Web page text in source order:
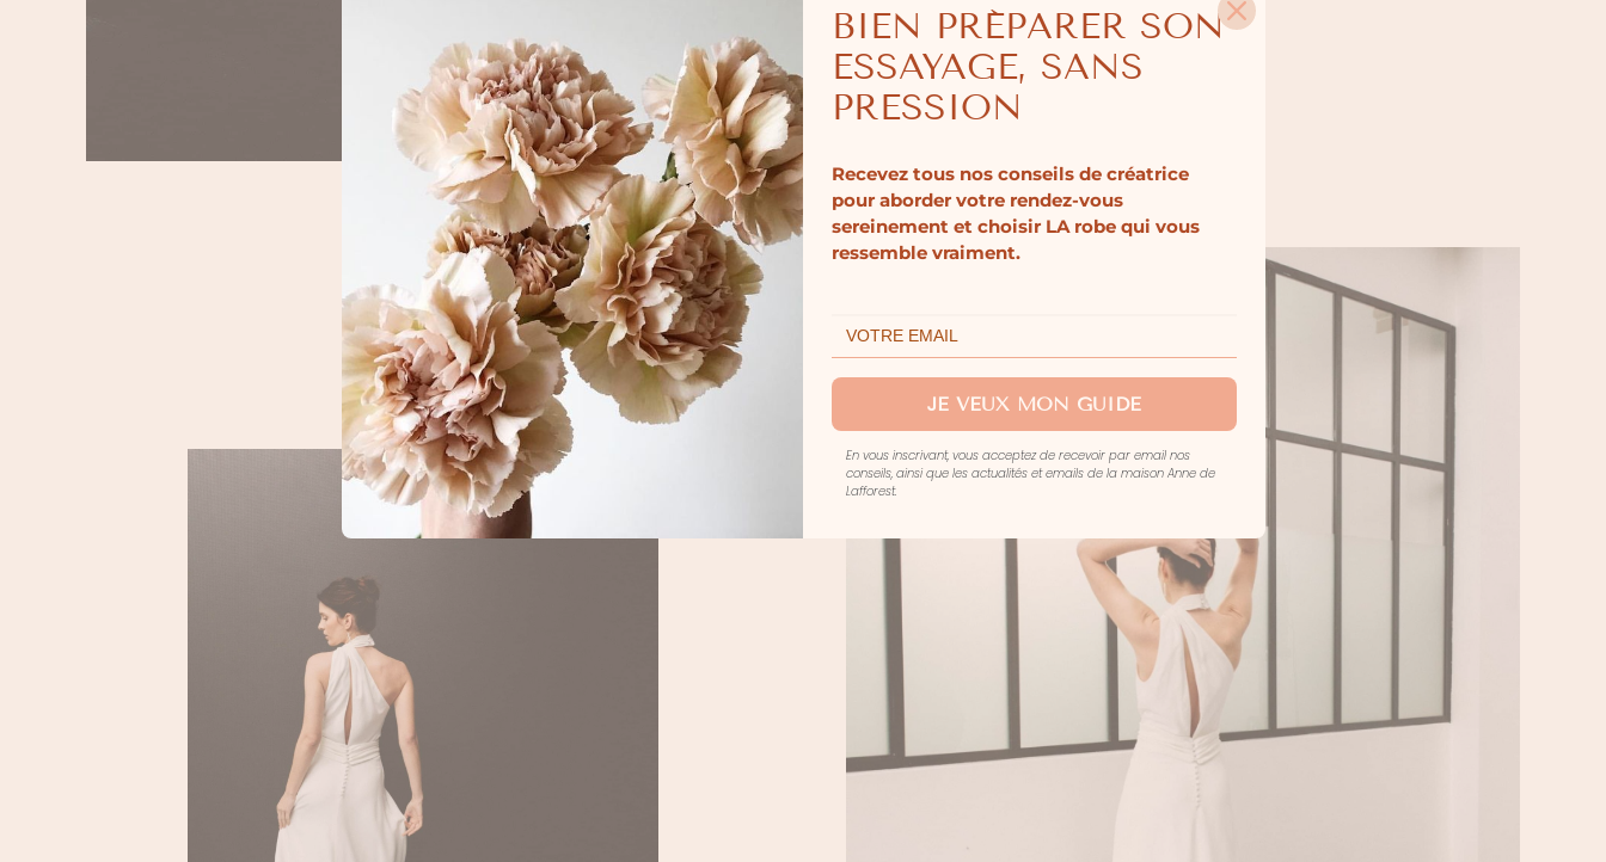
BIEN PRÉPARER SON
ESSAYAGE, SANS
PRESSION
Recevez tous nos conseils de créatrice
pour aborder votre rendez-vous
sereinement et choisir LA robe qui vous
ressemble vraiment.
JE VEUX MON GUIDE
En vous inscrivant, vous acceptez de recevoir par email nos
conseils, ainsi que les actualités et emails de la maison Anne de
Lafforest.